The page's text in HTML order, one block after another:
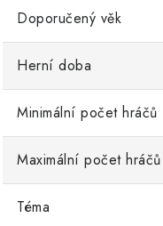
Doporučený věk
Herní doba
Minimální počet hráčů
Maximální počet hráčů
Téma